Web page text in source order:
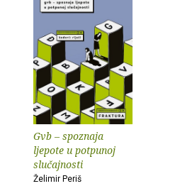
Gvb – spoznaja
ljepote u potpunoj
slučajnosti
Želimir Periš